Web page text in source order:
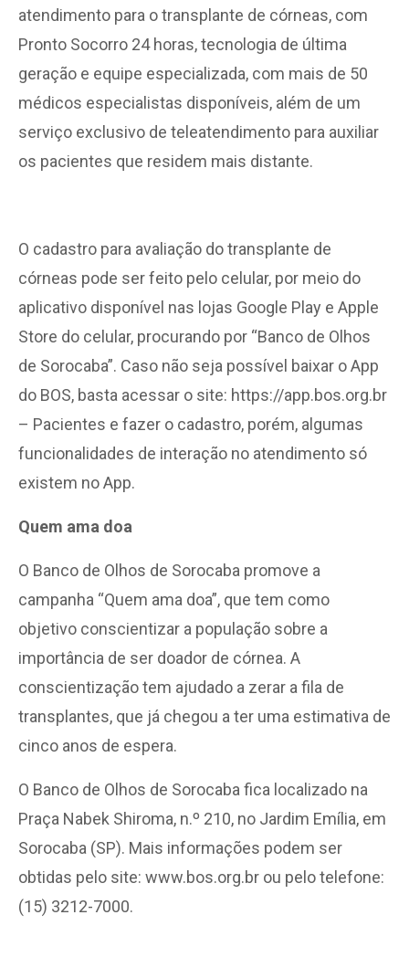
atendimento para o transplante de córneas, com
Pronto Socorro 24 horas, tecnologia de última
geração e equipe especializada, com mais de 50
médicos especialistas disponíveis, além de um
serviço exclusivo de teleatendimento para auxiliar
os pacientes que residem mais distante.
O cadastro para avaliação do transplante de
córneas pode ser feito pelo celular, por meio do
aplicativo disponível nas lojas Google Play e Apple
Store do celular, procurando por “Banco de Olhos
de Sorocaba”. Caso não seja possível baixar o App
do BOS, basta acessar o site: https://app.bos.org.br
– Pacientes e fazer o cadastro, porém, algumas
funcionalidades de interação no atendimento só
existem no App.
Quem ama doa
O Banco de Olhos de Sorocaba promove a
campanha “Quem ama doa”, que tem como
objetivo conscientizar a população sobre a
importância de ser doador de córnea. A
conscientização tem ajudado a zerar a fila de
transplantes, que já chegou a ter uma estimativa de
cinco anos de espera.
O Banco de Olhos de Sorocaba fica localizado na
Praça Nabek Shiroma, n.º 210, no Jardim Emília, em
Sorocaba (SP). Mais informações podem ser
obtidas pelo site: www.bos.org.br ou pelo telefone:
(15) 3212-7000.